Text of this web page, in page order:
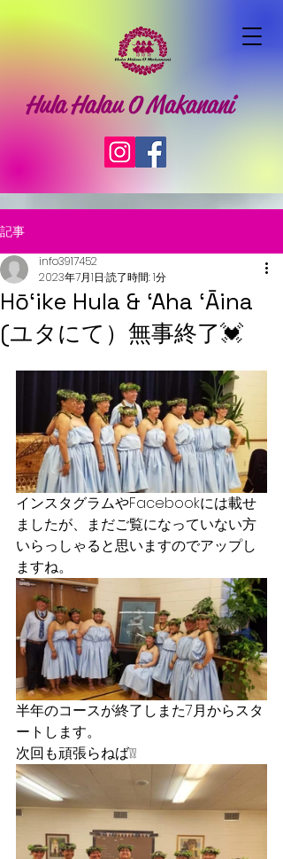
Hula Halau O Makanani
記事
Hō‘ike Hula & ‘Aha ‘Āina
(ユタにて）無事終了💓
info3917452
2023年7月1日 読了時間: 1分
インスタグラムやFacebookには載せ
ましたが、まだご覧になっていない方
いらっしゃると思いますのでアップし
ますね。
半年のコースが終了しまた7月からスタ
ートします。
次回も頑張らねば❕❕